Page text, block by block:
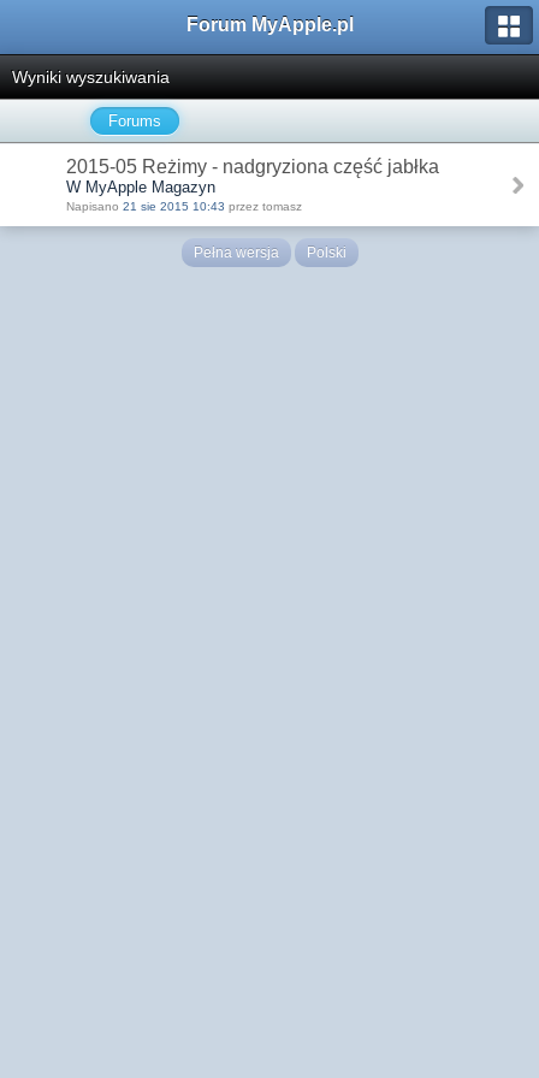
Forum MyApple.pl
Wyniki wyszukiwania
Forums
2015-05 Reżimy - nadgryziona część jabłka
W MyApple Magazyn
Napisano 21 sie 2015 10:43 przez tomasz
Pełna wersja Polski